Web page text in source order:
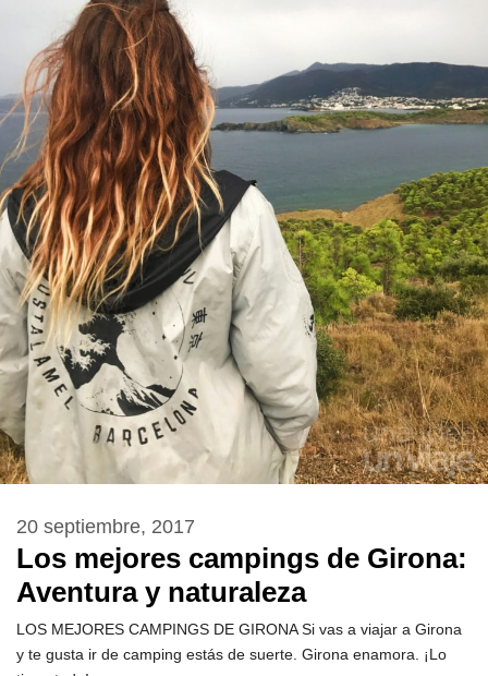
Los mejores campings de Girona:
Aventura y naturaleza
20 septiembre, 2017
LOS MEJORES CAMPINGS DE GIRONA Si vas a viajar a Girona
y te gusta ir de camping estás de suerte. Girona enamora. ¡Lo